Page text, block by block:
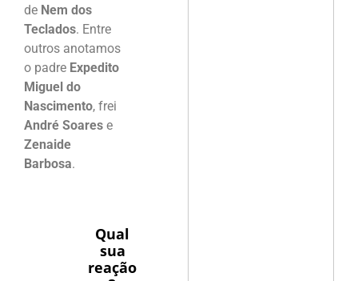
de Nem dos
Teclados. Entre
outros anotamos
o padre Expedito
Miguel do
Nascimento, frei
André Soares e
Zenaide
Barbosa.
Qual
sua
reação